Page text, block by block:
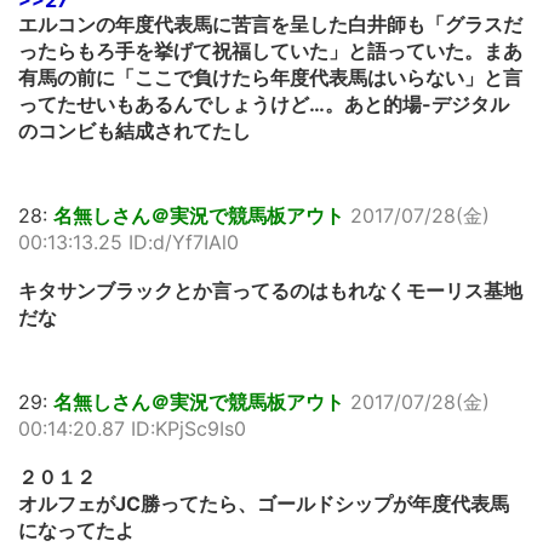
エルコンの年度代表馬に苦言を呈した白井師も「グラスだ
ったらもろ手を挙げて祝福していた」と語っていた。まあ
有馬の前に「ここで負けたら年度代表馬はいらない」と言
ってたせいもあるんでしょうけど…。あと的場-デジタル
のコンビも結成されてたし
28: 名無しさん＠実況で競馬板アウト 2017/07/28(金)
00:13:13.25 ID:d/Yf7IAl0
キタサンブラックとか言ってるのはもれなくモーリス基地
だな
29: 名無しさん＠実況で競馬板アウト 2017/07/28(金)
00:14:20.87 ID:KPjSc9Is0
２０１２
オルフェがJC勝ってたら、ゴールドシップが年度代表馬
になってたよ